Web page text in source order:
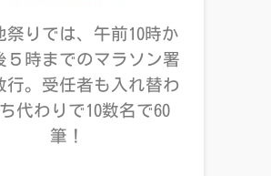
祭りでは、午前10時か
５時までのマラソン署
行。受任者も入れ替わ
代わりで10数名で60
筆！